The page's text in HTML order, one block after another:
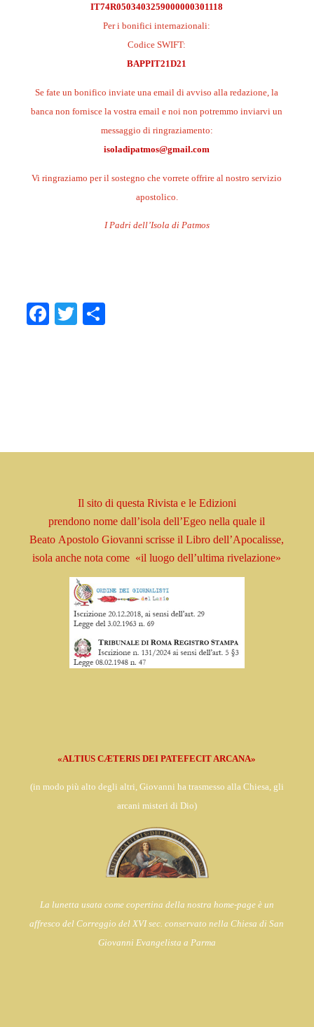
IT74R0503403259000000301118
Per i bonifici internazionali:
Codice SWIFT:
BAPPIT21D21
Se fate un bonifico inviate una email di avviso alla redazione, la
banca non fornisce la vostra email e noi non potremmo inviarvi un
messaggio di ringraziamento:
isoladipatmos@gmail.com
Vi ringraziamo per il sostegno che vorrete offrire al nostro servizio
apostolico.
I Padri dell’Isola di Patmos
Facebook
Twitter
Il sito di questa Rivista e le Edizioni
prendononomedall’isola dell’Egeo nella quale il
Beato ApostoloGiovanni scrisse il Librodell’Apocalisse,
isolaanche nota come «il luogo dell’ultima rivelazione»
«ALTIUS CÆTERIS DEI PATEFECIT ARCANA»
(in modo più alto degli altri, Giovanni ha trasmesso alla Chiesa, gli
arcani misteri di Dio)
La lunetta usata come copertina della nostra home-page è un
affresco del Correggio del XVI sec. conservato nella Chiesa diSan
Giovanni Evangelista a Parma